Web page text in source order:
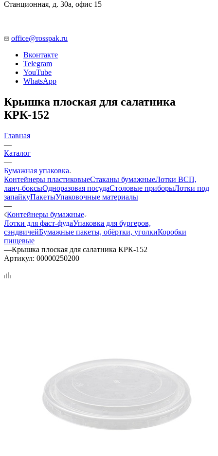
Станционная, д. 30а, офис 15
office@rosspak.ru
Вконтакте
Telegram
YouTube
WhatsApp
Крышка плоская для салатника
КРК-152
Главная
—
Каталог
—
Бумажная упаковка
Контейнеры пластиковыеСтаканы бумажныеЛотки ВСП,
ланч-боксыОдноразовая посудаСтоловые приборыЛотки под
запайкуПакетыУпаковочные материалы
—
Контейнеры бумажные
Лотки для фаст-фудаУпаковка для бургеров,
сэндвичейБумажные пакеты, обёртки, уголкиКоробки
пищевые
—Крышка плоская для салатника КРК-152
Артикул: 00000250200